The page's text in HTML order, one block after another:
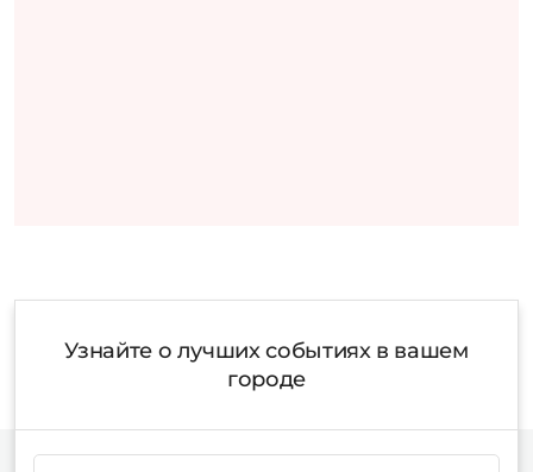
Узнайте о лучших событиях в вашем
городе